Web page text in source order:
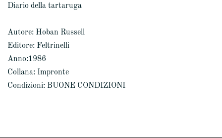
Diario della tartaruga
Autore: Hoban Russell
Editore: Feltrinelli
Anno:1986
Collana: Impronte
Condizioni: BUONE CONDIZIONI